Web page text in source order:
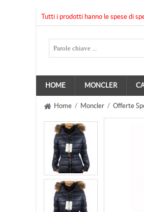
Tutti i prodotti hanno le spese di
HOME MONCLER
Home / Moncler / Offerte